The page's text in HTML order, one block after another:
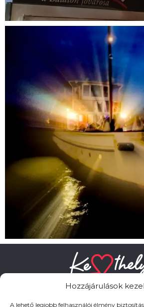
Hozzájárulások
A lehető legjobb felhasználói élmény